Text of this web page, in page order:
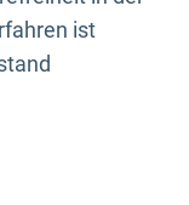
ist